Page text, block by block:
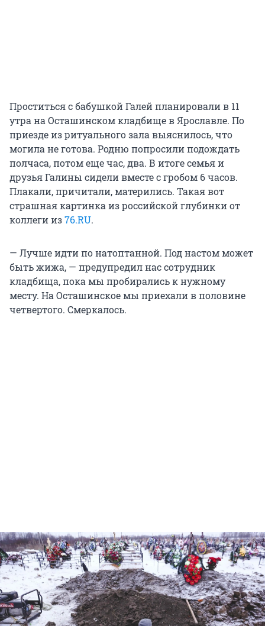
Проститься с бабушкой Галей планировали в 11
утра на Осташинском кладбище в Ярославле. По
приезде из ритуального зала выяснилось, что
могила не готова. Родню попросили подождать
полчаса, потом еще час, два. В итоге семья и
друзья Галины сидели вместе с гробом 6 часов.
Плакали, причитали, матерились. Такая вот
страшная картинка из российской глубинки от
коллеги из76.RU.
— Лучше идти по натоптанной. Под настом может
быть жижа, — предупредил нас сотрудник
кладбища, пока мы пробирались к нужному
месту. На Осташинское мы приехали в половине
четвертого. Смеркалось.